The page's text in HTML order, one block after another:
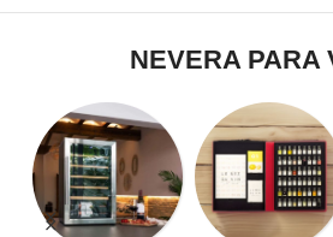
NEVERA PARA